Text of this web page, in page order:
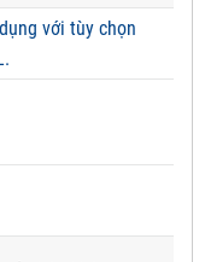
với tùy chọn